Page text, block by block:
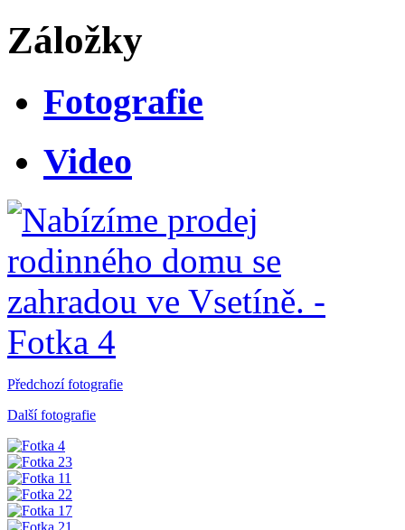
Záložky
Fotografie
Video
Předchozí fotografie
Další fotografie